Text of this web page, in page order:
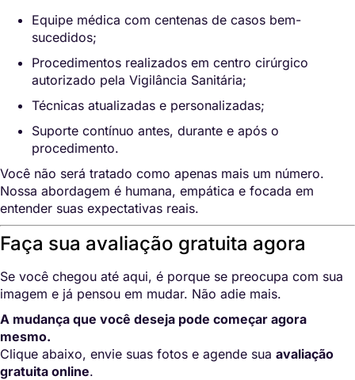
Equipe médica com centenas de casos bem-
sucedidos;
Procedimentos realizados em centro cirúrgico
autorizado pela Vigilância Sanitária;
Técnicas atualizadas e personalizadas;
Suporte contínuo antes, durante e após o
procedimento.
Você não será tratado como apenas mais um número.
Nossa abordagem é humana, empática e focada em
entender suas expectativas reais.
Faça sua avaliação gratuita agora
Se você chegou até aqui, é porque se preocupa com sua
imagem e já pensou em mudar. Não adie mais.
A mudança que você deseja pode começar agora
mesmo.
Clique abaixo, envie suas fotos e agende sua avaliação
gratuita online.